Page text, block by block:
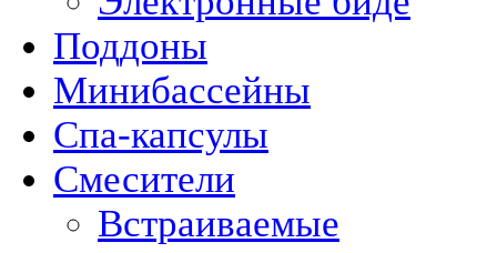
Поддоны
Минибассейны
Спа-капсулы
Смесители
Встраиваемые